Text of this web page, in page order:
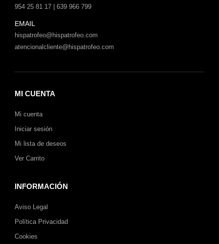
954 25 81 17 | 639 966 799
EMAIL
hispatrofeo@hispatrofeo.com
atencionalcliente@hispatrofeo.com
MI CUENTA
Mi cuenta
Iniciar sesión
Mi lista de deseos
Ver Carrito
INFORMACIÓN
Aviso Legal
Política Privacidad
Cookies